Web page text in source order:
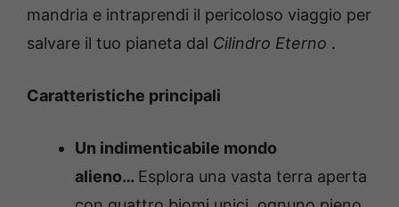
mandria e intraprendi il pericoloso viaggio per
salvare il tuo pianeta dal Cilindro Eterno .
Caratteristiche principali
Un indimenticabile mondo
alieno… Esplora una vasta terra aperta